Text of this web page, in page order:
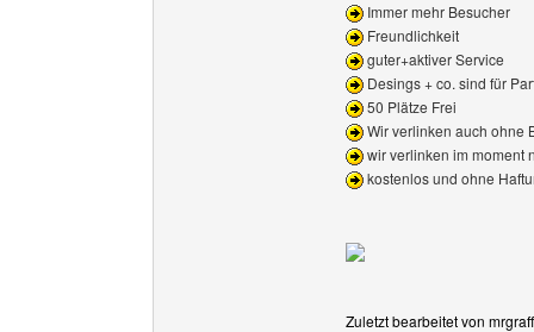
Immer mehr Besucher
Freundlichkeit
guter+aktiver Service
Desings + co. sind für
50 Plätze Frei
Wir verlinken auch ohne
wir verlinken im moment
kostenlos und ohne
Zuletzt bearbeitet von